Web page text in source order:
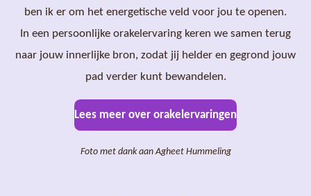
ben ik er om het energetische veld voor jou te openen.
In een persoonlijke orakelervaring keren we samen terug
naar jouw innerlijke bron, zodat jij helder en gegrond jouw
pad verder kunt bewandelen.
Lees meer over orakelervaringen
Foto met dank aan Agheet Hummeling